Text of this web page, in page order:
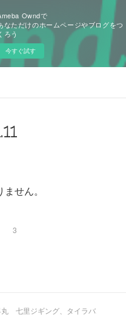
Owndで
なただけのホームページやブログをつ
ろう
今すぐ試す
.11
せん。
3
七里ジギング、タイラバ.